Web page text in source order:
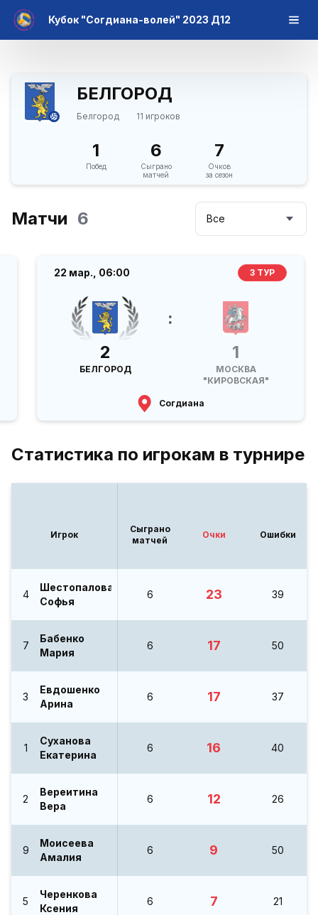
Кубок "Согдиана-волей" 2023 Д12
БЕЛГОРОД
Белгород 11 игроков
1
Побед
6
Сыграно
матчей
7
Очков
за сезон
Матчи 6 Все
22 мар., 06:00 3 ТУР
2
БЕЛГОРОД
:
1
МОСКВА
"КИРОВСКАЯ"
Согдиана
Статистика по игрокам в турнире
Игрок
Сыграно
матчей
Очки Ошибки
4
Шестопалова
Софья
6 23 39
7
Бабенко
Мария
6 17 50
3
Евдошенко
Арина
6 17 37
1
Суханова
Екатерина
6 16 40
2
Вереитина
Вера
6 12 26
9
Моисеева
Амалия
6 9 50
5
Черенкова
Ксения
6 7 21